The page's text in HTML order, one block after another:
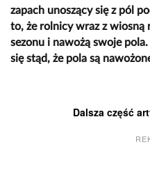
zapach unoszący się z pól
to, że rolnicy wraz z wiosną
sezonu i nawożą swoje
się stąd, że pola są
Dalsza część